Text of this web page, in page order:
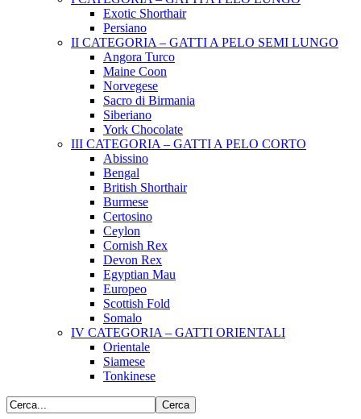
Exotic Shorthair
Persiano
II CATEGORIA – GATTI A PELO SEMI LUNGO
Angora Turco
Maine Coon
Norvegese
Sacro di Birmania
Siberiano
York Chocolate
III CATEGORIA – GATTI A PELO CORTO
Abissino
Bengal
British Shorthair
Burmese
Certosino
Ceylon
Cornish Rex
Devon Rex
Egyptian Mau
Europeo
Scottish Fold
Somalo
IV CATEGORIA – GATTI ORIENTALI
Orientale
Siamese
Tonkinese